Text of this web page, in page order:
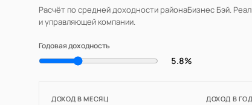
Расчёт по средней доходности районаБизнес Бэй.
и управляющей компании.
Годовая доходность
5.8%
ДОХОД В МЕСЯЦ ДОХОД В ГОД